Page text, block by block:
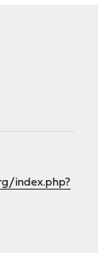
index.php?